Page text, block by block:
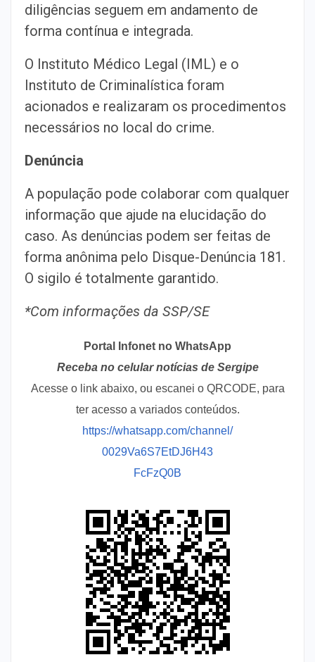
diligências seguem em andamento de
forma contínua e integrada.
O Instituto Médico Legal (IML) e o
Instituto de Criminalística foram
acionados e realizaram os procedimentos
necessários no local do crime.
Denúncia
A população pode colaborar com qualquer
informação que ajude na elucidação do
caso. As denúncias podem ser feitas de
forma anônima pelo Disque-Denúncia 181.
O sigilo é totalmente garantido.
*Com informações da SSP/SE
Portal Infonet no WhatsApp
Receba no celular notícias de Sergipe
Acesse o link abaixo, ou escanei o QRCODE, para
ter acesso a variados conteúdos.
https://whatsapp.com/channel/
0029Va6S7EtDJ6H43
FcFzQ0B